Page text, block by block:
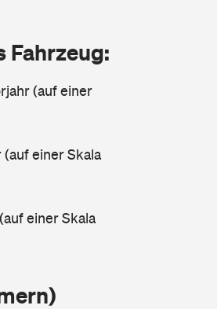
Fahrzeug:
(auf einer
einer Skala
einer Skala